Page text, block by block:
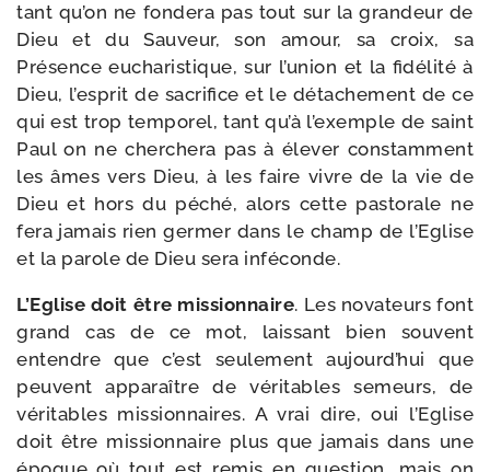
tant qu’on ne fon­de­ra pas tout sur la gran­deur de
Dieu et du Sauveur, son amour, sa croix, sa
Présence eucha­ris­tique, sur l’u­nion et la fidé­li­té à
Dieu, l’es­prit de sacri­fice et le déta­che­ment de ce
qui est trop tem­po­rel, tant qu’à l’exemple de saint
Paul on ne cher­che­ra pas à éle­ver constam­ment
les âmes vers Dieu, à les faire vivre de la vie de
Dieu et hors du péché, alors cette pas­to­rale ne
fera jamais rien ger­mer dans le champ de l’Eglise
et la parole de Dieu sera inféconde.
L’Eglise doit être mis­sion­naire. Les nova­teurs font
grand cas de ce mot, lais­sant bien sou­vent
entendre que c’est seule­ment aujourd’­hui que
peuvent appa­raître de véri­tables semeurs, de
véri­tables mis­sion­naires. A vrai dire, oui l’Eglise
doit être mis­sion­naire plus que jamais dans une